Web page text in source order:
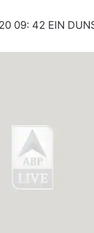
09: 42 EIN